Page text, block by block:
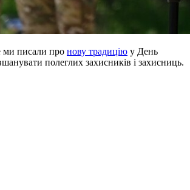
ми писали про нову традицію у День
полеглих захисників і захисниць.